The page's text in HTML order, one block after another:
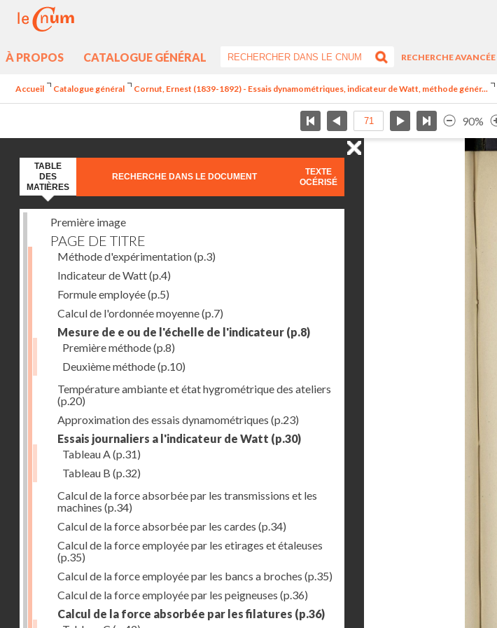
À PROPOS CATALOGUE GÉNÉRAL
RECHERCHE AVANCÉE
Accueil Catalogue général Cornut, Ernest (1839-1892) - Essais dynamométriques, indicateur de Watt, méthode génér...
90%
TABLE
DES
MATIÈRES
RECHERCHE DANS LE DOCUMENT
TEXTE
OCÉRISÉ
Première image
PAGE DE TITRE
Méthode d'expérimentation(p.3)
Indicateur de Watt(p.4)
Formule employée(p.5)
Calcul de l'ordonnée moyenne(p.7)
Mesure de e ou de l'échelle de l'indicateur (p.8)
Première méthode(p.8)
Deuxième méthode(p.10)
Température ambiante et état hygrométrique des ateliers
(p.20)
Approximation des essais dynamométriques (p.23)
Essais journaliers a l'indicateur de Watt (p.30)
Tableau A(p.31)
Tableau B (p.32)
Calcul de la force absorbée par les transmissions et les
machines (p.34)
Calcul de la force absorbée par les cardes (p.34)
Calcul de la force employée par les etirages et étaleuses
(p.35)
Calcul de la force employée par les bancs a broches (p.35)
Calcul de la force employée par les peigneuses (p.36)
Calcul de la force absorbée par les filatures (p.36)